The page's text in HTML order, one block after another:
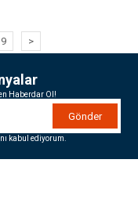
9 >
Haberdar Ol!
Gönder
kabul ediyorum.